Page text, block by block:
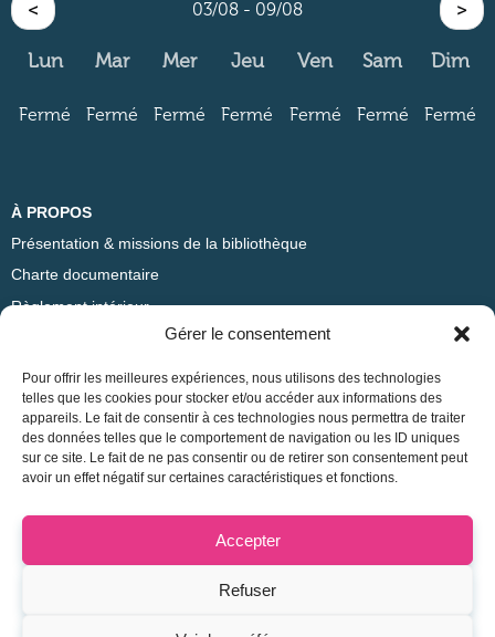
Gérer le consentement
Pour offrir les meilleures expériences, nous utilisons des technologies
telles que les cookies pour stocker et/ou accéder aux informations des
appareils. Le fait de consentir à ces technologies nous permettra de traiter
des données telles que le comportement de navigation ou les ID uniques
sur ce site. Le fait de ne pas consentir ou de retirer son consentement peut
avoir un effet négatif sur certaines caractéristiques et fonctions.
Accepter
Refuser
>
< 03/08 - 09/08
Lun
Fermé
Mar
Fermé
Mer
Fermé
Jeu
Fermé
Ven
Fermé
Sam
Fermé
Dim
Fermé
À PROPOS
Présentation & missions de la bibliothèque
Charte documentaire
Règlement intérieur
Bibliothèque Sciences Po Lyon
14 avenue Berthelot
69365 Lyon Cedex 07
bibliotheque@sciencespo-lyon.fr